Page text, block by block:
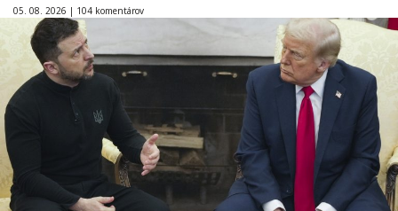
05. 08. 2026 | 104 komentárov